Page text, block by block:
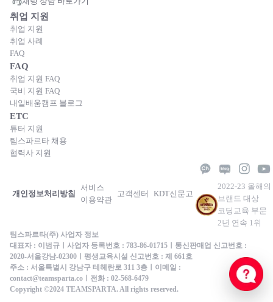
취업 지원
취업 지원
취업 사례
FAQ
FAQ
취업 지원 FAQ
국비 지원 FAQ
내일배움캠프 블로그
ETC
튜터 지원
팀스파르타 채용
협력사 지원
개인정보처리방침
서비스
이용약관
고객센터 KDT신문고
2022-23 올해의
브랜드 대상
코딩교육 부문
2년 연속 1위
팀스파르타(주) 사업자 정보
대표자 : 이범규ㅣ사업자 등록번호 : 783-86-01715ㅣ통신판매업 신고번호 :
2020-서울강남-02300ㅣ평생교육시설 신고번호 : 제 661호
주소 : 서울특별시 강남구 테헤란로 311 3층ㅣ이메일 :
contact@teamsparta.coㅣ전화 : 02-568-6479
Copyright ©2024 TEAMSPARTA. All rights reserved.